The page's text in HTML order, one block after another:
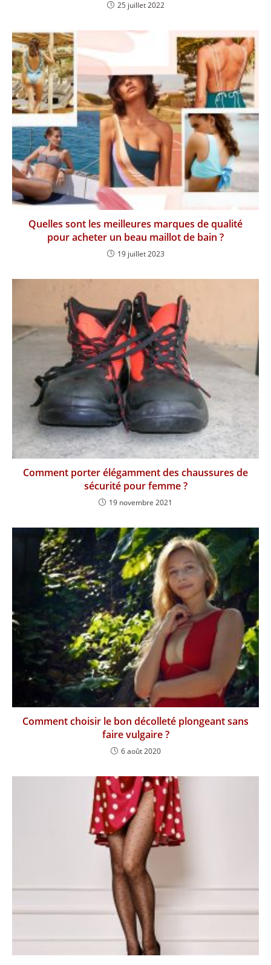
25 juillet 2022
Quelles sont les meilleures marques de qualité
pour acheter un beau maillot de bain ?
19 juillet 2023
Comment porter élégamment des chaussures de
sécurité pour femme ?
19 novembre 2021
Comment choisir le bon décolleté plongeant sans
faire vulgaire ?
6 août 2020